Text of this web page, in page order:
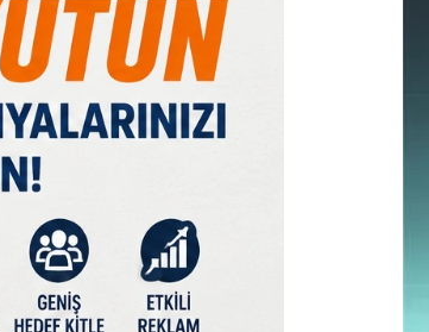
47,59
0,06
55,02
% 0,04
6538,12
% 0,66